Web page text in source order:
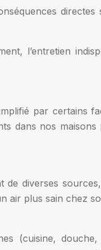
l’entretien
par certains
dans nos
diverses
air plus sain chez
(cuisine,